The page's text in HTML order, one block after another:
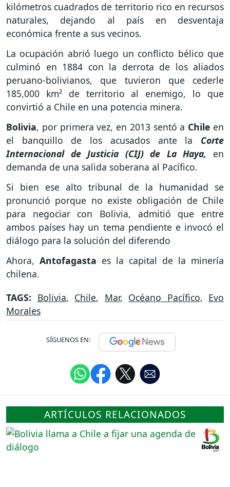
kilómetros cuadrados de territorio rico en recursos
naturales, dejando al país en desventaja
económica frente a sus vecinos.
La ocupación abrió luego un conflicto bélico que
culminó en 1884 con la derrota de los aliados
peruano-bolivianos, que tuvieron que cederle
185,000 km² de territorio al enemigo, lo que
convirtió a Chile en una potencia minera.
Bolivia, por primera vez, en 2013 sentó a Chile en
el banquillo de los acusados ante la Corte
Internacional de Justicia (CIJ) de La Haya, en
demanda de una salida soberana al Pacífico.
Si bien ese alto tribunal de la humanidad se
pronunció porque no existe obligación de Chile
para negociar con Bolivia, admitió que entre
ambos países hay un tema pendiente e invocó el
diálogo para la solución del diferendo
Ahora, Antofagasta es la capital de la minería
chilena.
TAGS: Bolivia, Chile, Mar, Océano Pacífico, Evo
Morales
SÍGUENOS EN:
ARTÍCULOS RELACIONADOS